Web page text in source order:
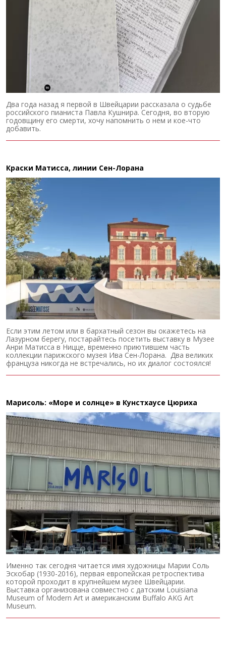
Два года назад я первой в Швейцарии рассказала о судьбе
российского пианиста Павла Кушнира. Сегодня, во вторую
годовщину его смерти, хочу напомнить о нем и кое-что
добавить.
Краски Матисса, линии Сен-Лорана
Если этим летом или в бархатный сезон вы окажетесь на
Лазурном берегу, постарайтесь посетить выставку в Музее
Анри Матисса в Ницце, временно приютившем часть
коллекции парижского музея Ива Сен-Лорана. Два великих
француза никогда не встречались, но их диалог состоялся!
Марисоль: «Море и солнце» в Кунстхаусе Цюриха
Именно так сегодня читается имя художницы Марии Соль
Эскобар (1930-2016), первая европейская ретроспектива
которой проходит в крупнейшем музее Швейцарии.
Выставка организована совместно с датским Louisiana
Museum of Modern Art и американским Buffalo AKG Art
Museum.